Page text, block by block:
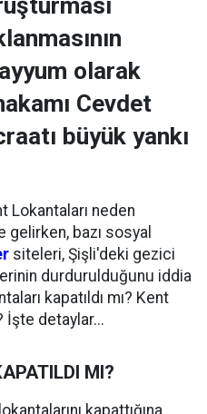
olarak
Cevdet
büyük yankı
Lokantaları neden
gelirken, bazı sosyal
siteleri, Şişli'deki gezici
durdurulduğunu iddia
kapatıldı mı? Kent
İşte detaylar...
MI?